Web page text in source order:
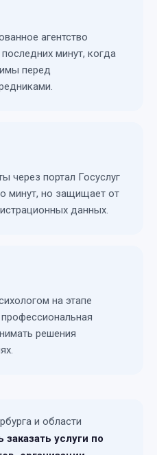
агентство
минут, когда
перед
через портал Госуслуг
минут, но защищает от
данных.
на этапе
решения
и области
услуги по